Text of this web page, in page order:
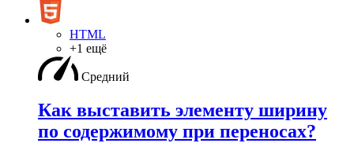
HTML
+1 ещё
Средний
Как выставить элементу ширину
по содержимому при переносах?